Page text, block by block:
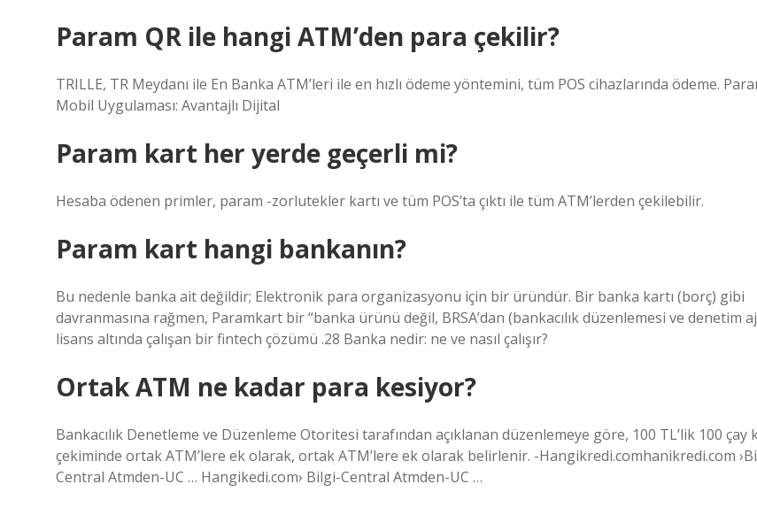
Param QR ile hangi ATM’den para çekilir?
TRILLE, TR Meydanı ile En Banka ATM’leri ile en hızlı ödeme yöntemini, tüm POS cihazlarında ödeme.
Mobil Uygulaması: Avantajlı Dijital
Param kart her yerde geçerli mi?
Hesaba ödenen primler, param -zorlutekler kartı ve tüm POS’ta çıktı ile tüm ATM’lerden çekilebilir.
Param kart hangi bankanın?
Bu nedenle banka ait değildir; Elektronik para organizasyonu için bir üründür. Bir banka kartı (borç) gibi
davranmasına rağmen, Paramkart bir “banka ürünü değil, BRSA’dan (bankacılık düzenlemesi ve denetim
lisans altında çalışan bir fintech çözümü .28 Banka nedir: ne ve nasıl çalışır?
Ortak ATM ne kadar para kesiyor?
Bankacılık Denetleme ve Düzenleme Otoritesi tarafından açıklanan düzenlemeye göre, 100 TL’lik 100 çay
çekiminde ortak ATM’lere ek olarak, ortak ATM’lere ek olarak belirlenir. -Hangikredi.comhanikredi.com
Central Atmden-UC … Hangikedi.com› Bilgi-Central Atmden-UC …